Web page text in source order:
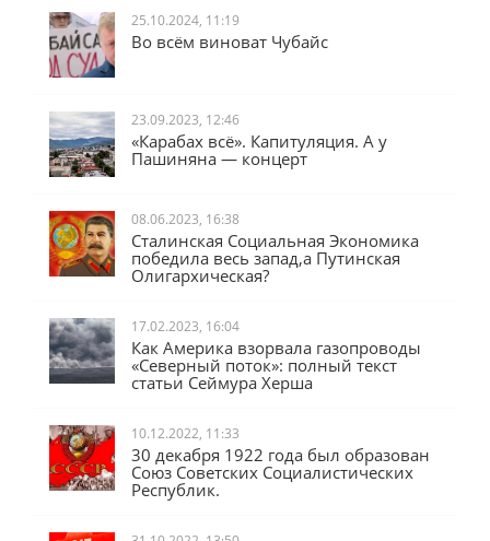
25.10.2024, 11:19
Во всём виноват Чубайс
23.09.2023, 12:46
«Карабах всё». Капитуляция. А у
Пашиняна — концерт
08.06.2023, 16:38
Сталинская Социальная Экономика
победила весь запад,а Путинская
Олигархическая?
17.02.2023, 16:04
Как Америка взорвала газопроводы
«Северный поток»: полный текст
статьи Сеймура Херша
10.12.2022, 11:33
30 декабря 1922 года был образован
Союз Советских Социалистических
Республик.